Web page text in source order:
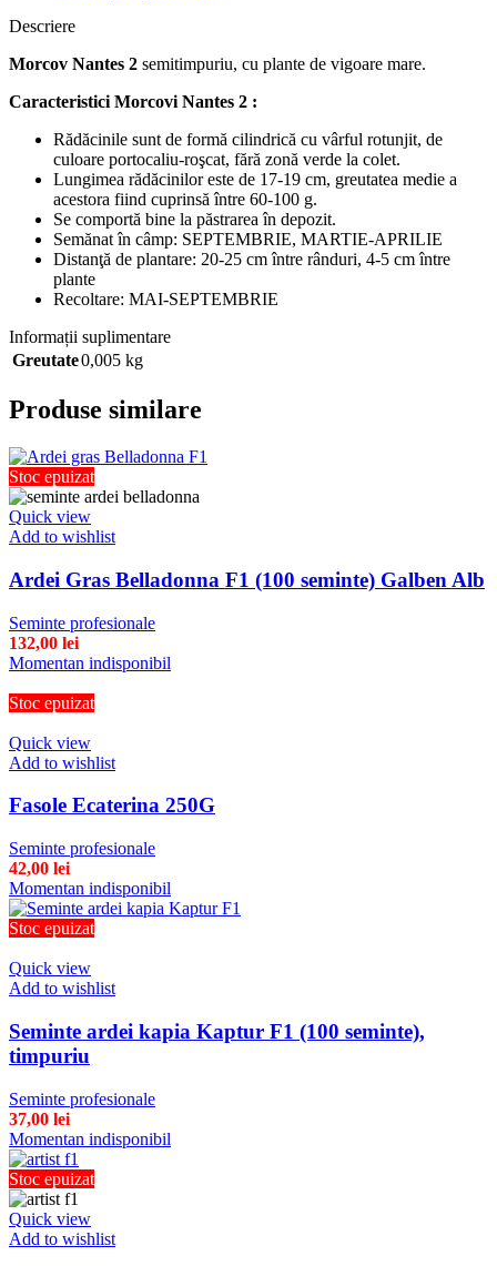
Descriere
Morcov Nantes 2 semitimpuriu, cu plante de vigoare mare.
Caracteristici Morcovi Nantes 2 :
Rădăcinile sunt de formă cilindrică cu vârful rotunjit, de
culoare portocaliu-roşcat, fără zonă verde la colet.
Lungimea rădăcinilor este de 17-19 cm, greutatea medie a
acestora fiind cuprinsă între 60-100 g.
Se comportă bine la păstrarea în depozit.
Semănat în câmp: SEPTEMBRIE, MARTIE-APRILIE
Distanţă de plantare: 20-25 cm între rânduri, 4-5 cm între
plante
Recoltare: MAI-SEPTEMBRIE
Informații suplimentare
Greutate0,005 kg
Produse similare
Stoc epuizat
Quick view
Add to wishlist
Ardei Gras Belladonna F1 (100 seminte) Galben Alb
Seminte profesionale
132,00 lei
Momentan indisponibil
Stoc epuizat
Quick view
Add to wishlist
Fasole Ecaterina 250G
Seminte profesionale
42,00 lei
Momentan indisponibil
Stoc epuizat
Quick view
Add to wishlist
Seminte ardei kapia Kaptur F1 (100 seminte),
timpuriu
Seminte profesionale
37,00 lei
Momentan indisponibil
Stoc epuizat
Quick view
Add to wishlist